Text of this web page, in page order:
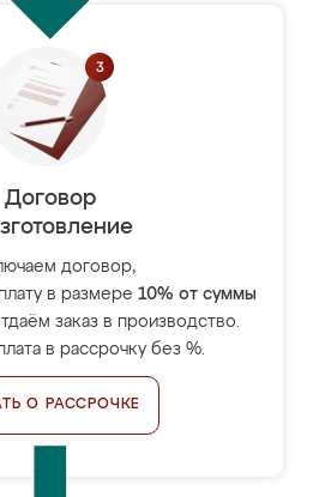
Договор
договор,
в размере 10% от суммы
заказ в производство.
в рассрочку без %.
О РАССРОЧКЕ